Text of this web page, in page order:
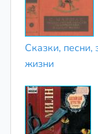
Сказки, песни,
жизни